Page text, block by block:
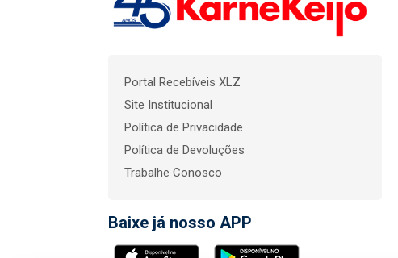
Portal Recebíveis XLZ
Site Institucional
Política de Privacidade
Política de Devoluções
Trabalhe Conosco
Baixe já nosso APP